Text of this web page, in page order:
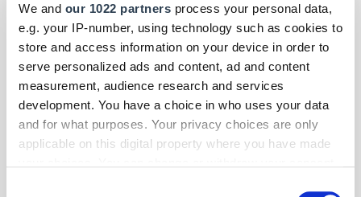
We and our 1022 partners process your personal data,
e.g. your IP-number, using technology such as cookies to
store and access information on your device in order to
serve personalized ads and content, ad and content
measurement, audience research and services
development. You have a choice in who uses your data
and for what purposes. Your privacy choices are only
applicable on this digital property where you have made